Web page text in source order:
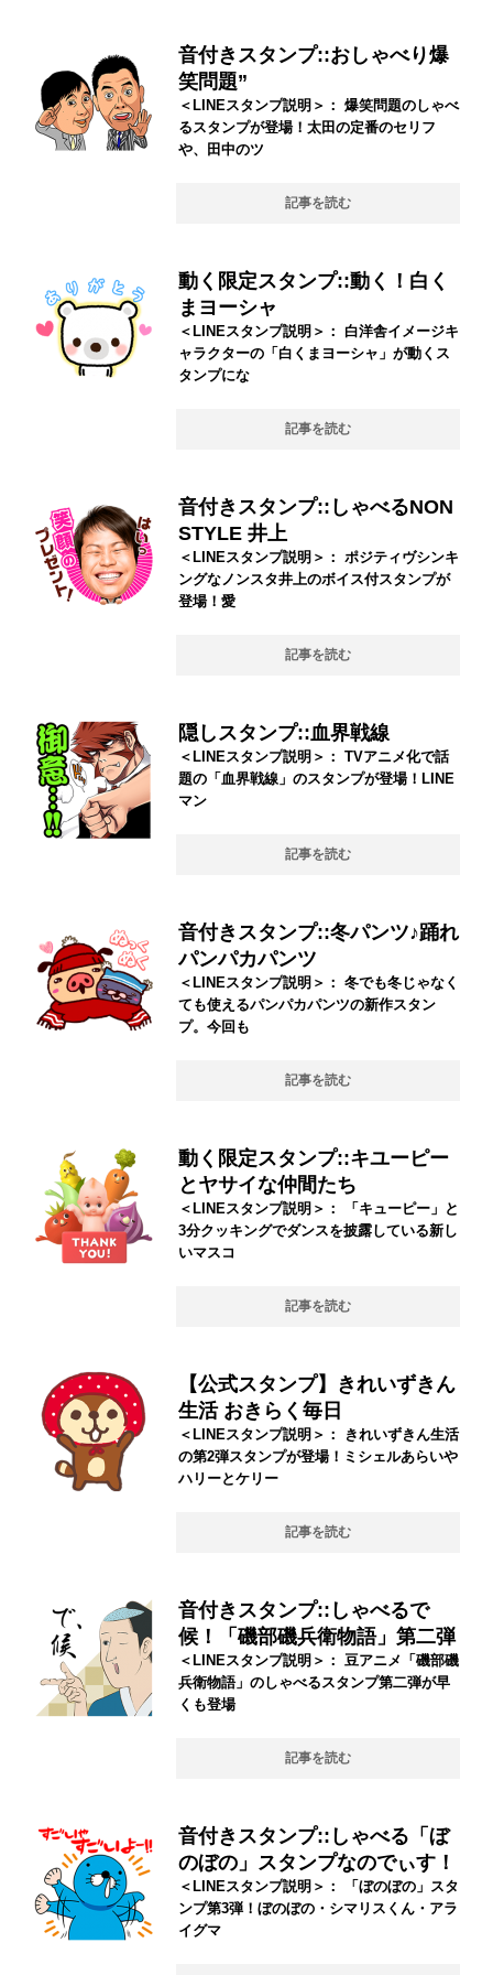
音付きスタンプ::おしゃべり爆
笑問題”
＜LINEスタンプ説明＞： 爆笑問題のしゃべ
るスタンプが登場！太田の定番のセリフ
や、田中のツ
記事を読む
動く限定スタンプ::動く！白く
まヨーシャ
＜LINEスタンプ説明＞： 白洋舎イメージキ
ャラクターの「白くまヨーシャ」が動くス
タンプにな
記事を読む
音付きスタンプ::しゃべるNON
STYLE 井上
＜LINEスタンプ説明＞： ポジティヴシンキ
ングなノンスタ井上のボイス付スタンプが
登場！愛
記事を読む
隠しスタンプ::血界戦線
＜LINEスタンプ説明＞： TVアニメ化で話
題の「血界戦線」のスタンプが登場！LINE
マン
記事を読む
音付きスタンプ::冬パンツ♪踊れ
パンパカパンツ
＜LINEスタンプ説明＞： 冬でも冬じゃなく
ても使えるパンパカパンツの新作スタン
プ。今回も
記事を読む
動く限定スタンプ::キユーピー
とヤサイな仲間たち
＜LINEスタンプ説明＞： 「キューピー」と
3分クッキングでダンスを披露している新し
いマスコ
記事を読む
【公式スタンプ】きれいずきん
生活 おきらく毎日
＜LINEスタンプ説明＞： きれいずきん生活
の第2弾スタンプが登場！ミシェルあらいや
ハリーとケリー
記事を読む
音付きスタンプ::しゃべるで
候！「磯部磯兵衛物語」第二弾
＜LINEスタンプ説明＞： 豆アニメ「磯部磯
兵衛物語」のしゃべるスタンプ第二弾が早
くも登場
記事を読む
音付きスタンプ::しゃべる「ぼ
のぼの」スタンプなのでぃす！
＜LINEスタンプ説明＞： 「ぼのぼの」スタ
ンプ第3弾！ぼのぼの・シマリスくん・アラ
イグマ